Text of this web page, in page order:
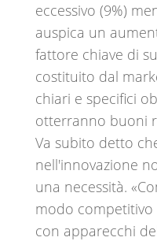
eccessivo (9%)
auspica un
fattore chiave di
costituito dal
chiari e specifici
otterranno buoni
Va subito detto
nell'innovazione
una necessità.
modo competitivo
con apparecchi